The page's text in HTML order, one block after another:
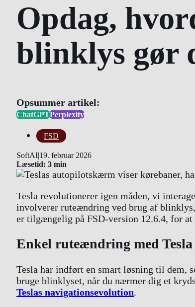
Opdag,
blinklys gør
Opsummer artikel:
ChatGPTPerplexity
FSD
SoftAI|19. februar 2026
Læsetid: 3 min
Tesla revolutionerer igen måden, vi
involverer ruteændring ved brug af
er tilgængelig på FSD-version 12.6.4, for
Enkel ruteændring med Tesla
Tesla har indført en smart løsning til dem,
bruge blinklyset, når du nærmer dig et
Teslas navigationsevolution.